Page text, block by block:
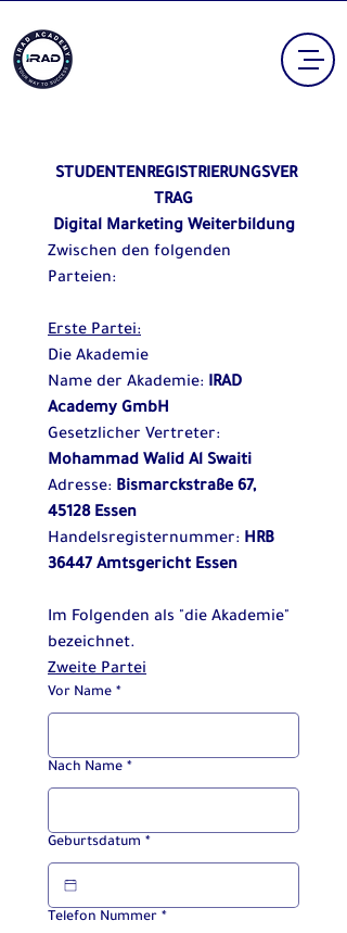
STUDENTENREGISTRIERUNGSVER
TRAG
Digital Marketing Weiterbildung
Zwischen den folgenden
Parteien:
Erste Partei:
Die Akademie
Name der Akademie: IRAD
Academy GmbH
Mohammad Walid Al Swaiti
Adresse: Bismarckstraße 67,
45128 Essen
Handelsregisternummer: HRB
36447 Amtsgericht Essen
Im Folgenden als "die Akademie"
bezeichnet.
Zweite Partei
Vor Name *
Nach Name *
Geburtsdatum *
Telefon Nummer *